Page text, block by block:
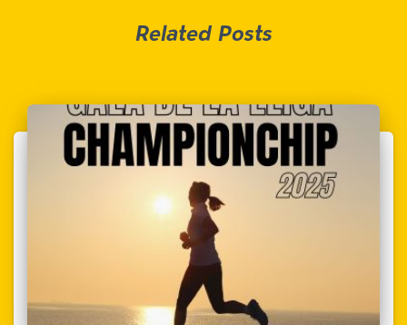
Related Posts